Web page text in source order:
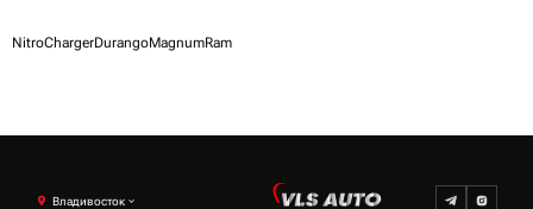
NitroChargerDurangoMagnumRam
Владивосток